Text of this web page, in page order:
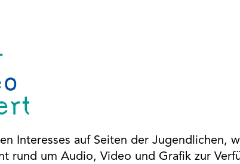
Interesses auf Seiten der Jugendlichen,
rund um Audio, Video und Grafik zur